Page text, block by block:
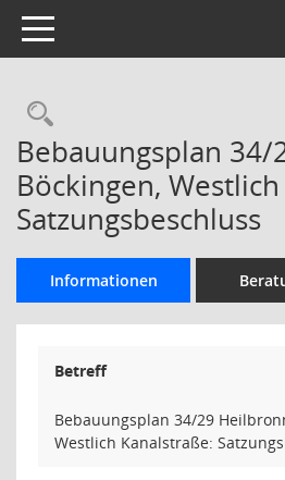
Toggle navigation
Rechercheauswahl
Bebauungsplan
Böckingen,
Satzungsbeschluss
Informationen
Betreff
Bebauungsplan 34/29
Westlich Kanalstraße: